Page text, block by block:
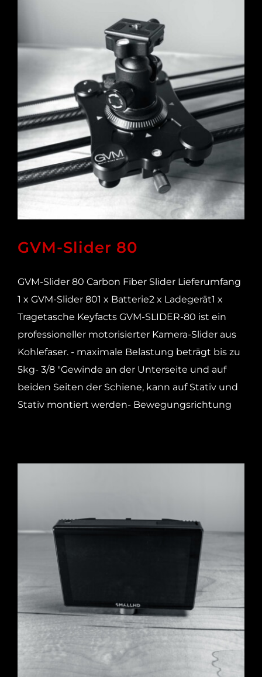
GVM-Slider 80
GVM-Slider 80 Carbon Fiber Slider Lieferumfang
1 x GVM-Slider 801 x Batterie2 x Ladegerät1 x
Tragetasche Keyfacts GVM-SLIDER-80 ist ein
professioneller motorisierter Kamera-Slider aus
Kohlefaser. - maximale Belastung beträgt bis zu
5kg- 3/8 "Gewinde an der Unterseite und auf
beiden Seiten der Schiene, kann auf Stativ und
Stativ montiert werden- Bewegungsrichtung